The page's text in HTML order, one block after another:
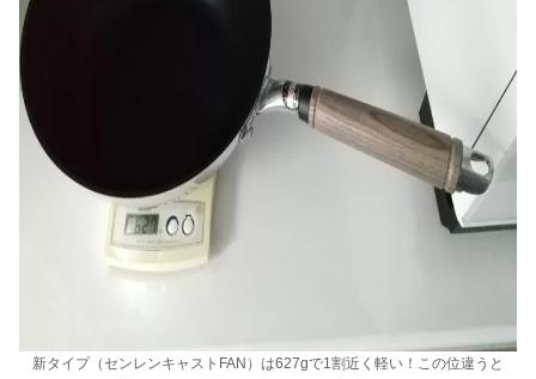
新タイプ（センレンキャストFAN）は627gで1割近く軽い！この位違うと